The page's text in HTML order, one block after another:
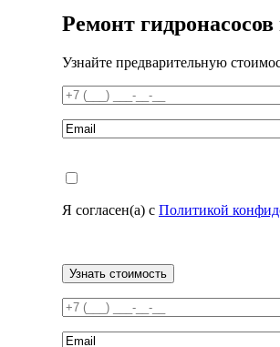
Ремонт
Узнайте предварительную
Я согласен(а) с Политикой